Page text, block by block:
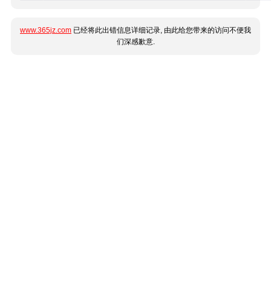
www.365jz.com 已经将此出错信息详细记录, 由此给您带来的访问不便我
们深感歉意.